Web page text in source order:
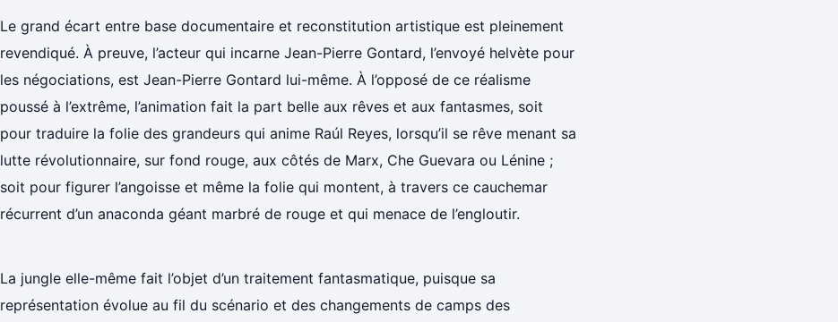
Le grand écart entre base documentaire et reconstitution artistique est pleinement
revendiqué. À preuve, l’acteur qui incarne Jean-Pierre Gontard, l’envoyé helvète pour
les négociations, est Jean-Pierre Gontard lui-même. À l’opposé de ce réalisme
poussé à l’extrême, l’animation fait la part belle aux rêves et aux fantasmes, soit
pour traduire la folie des grandeurs qui anime Raúl Reyes, lorsqu’il se rêve menant sa
lutte révolutionnaire, sur fond rouge, aux côtés de Marx, Che Guevara ou Lénine ;
soit pour figurer l’angoisse et même la folie qui montent, à travers ce cauchemar
récurrent d’un anaconda géant marbré de rouge et qui menace de l’engloutir.
La jungle elle-même fait l’objet d’un traitement fantasmatique, puisque sa
représentation évolue au fil du scénario et des changements de camps des